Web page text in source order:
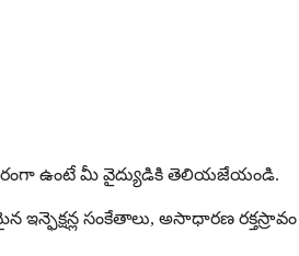
ఉంటే మీ వైద్యుడికి తెలియజేయండి.
సంకేతాలు, అసాధారణ